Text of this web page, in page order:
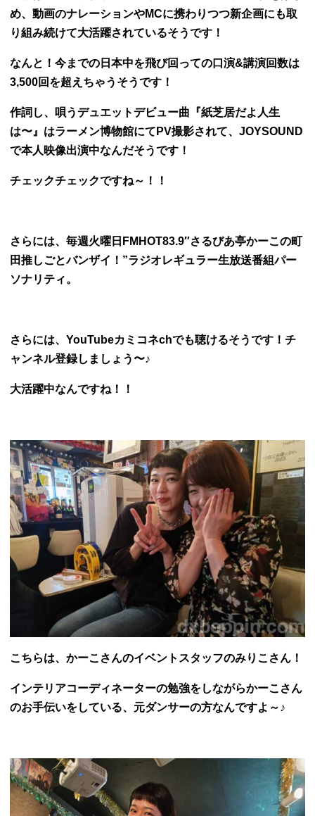
め、動画のナレーションやMCに携わりつつ新企画にも取
り組み続けて大活躍されているそうです！
なんと！今までの日本中を飛び回っての口演&講演回数は
3,500回を超えちゃうそうです！
作詞し、唄うデュエットデビュー曲『紙芝居だよ人生
は〜』はラーメン博物館にてPV撮影されて、JOYSOUND
で本人映像出演中なんだそうです！
チェックチェックですね～！！
さらには、毎週火曜日FMHOT83.9″さるびあ亭かーこの町
田推しごとバンザイ！”ラジオレギュラー生放送番組パー
ソナリティ。
さらには、YouTubeカミコネchでも聴けるそうです！チ
ャンネル登録しましょう〜♪
大活躍中なんですね！！
こちらは、かーこさんのイベントスタッフのみりこさん！
インテリアコーディネーターの勉強をしながらかーこさん
のお手伝いをしている、元ダンサーの方なんですよ～♪